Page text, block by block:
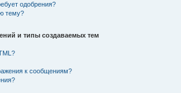
одобрения?
тему?
и типы создаваемых тем
к сообщениям?